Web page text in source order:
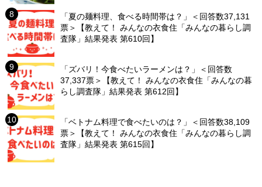
「夏の麺料理、食べる時間帯は？」＜回答数37,131
票＞【教えて！ みんなの衣食住「みんなの暮らし調
査隊」結果発表 第610回】
「ズバリ！今食べたいラーメンは？」＜回答数
37,337票＞【教えて！ みんなの衣食住「みんなの暮
らし調査隊」結果発表 第612回】
「ベトナム料理で食べたいのは？」＜回答数38,109
票＞【教えて！ みんなの衣食住「みんなの暮らし調
査隊」結果発表 第615回】